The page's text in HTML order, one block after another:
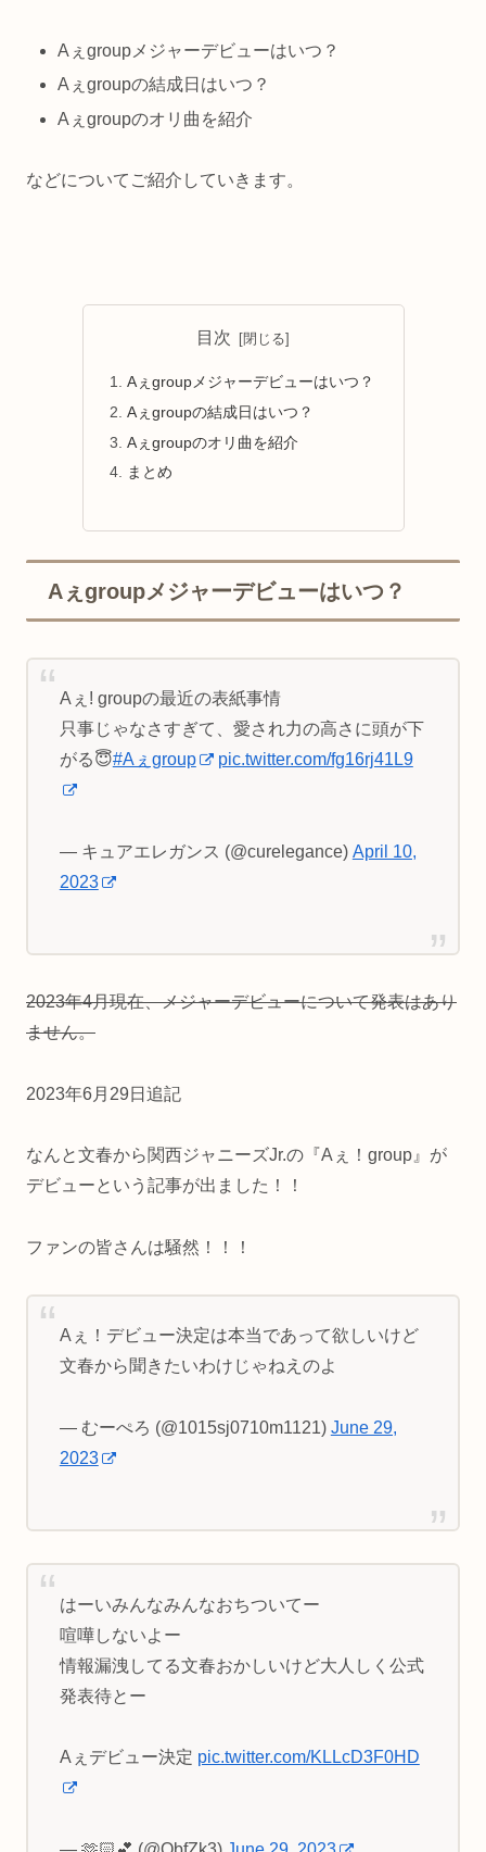
Aぇgroupメジャーデビューはいつ？
Aぇgroupの結成日はいつ？
Aぇgroupのオリ曲を紹介
などについてご紹介していきます。
目次
Aぇgroupメジャーデビューはいつ？
Aぇgroupの結成日はいつ？
Aぇgroupのオリ曲を紹介
まとめ
Aぇgroupメジャーデビューはいつ？
Aぇ! groupの最近の表紙事情
只事じゃなさすぎて、愛され力の高さに頭が下
がる😇#Aぇgroup pic.twitter.com/fg16rj41L9
— キュアエレガンス (@curelegance) April 10,
2023
2023年4月現在、メジャーデビューについて発表はあり
ません。
2023年6月29日追記
なんと文春から関西ジャニーズJr.の『Aぇ！group』が
デビューという記事が出ました！！
ファンの皆さんは騒然！！！
Aぇ！デビュー決定は本当であって欲しいけど
文春から聞きたいわけじゃねえのよ
— むーぺろ (@1015sj0710m1121) June 29,
2023
はーいみんなみんなおちついてー
喧嘩しないよー
情報漏洩してる文春おかしいけど大人しく公式
発表待とー
Aぇデビュー決定 pic.twitter.com/KLLcD3F0HD